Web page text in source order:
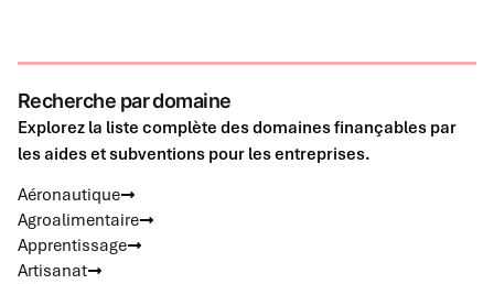
Recherche par domaine
Explorez la liste complète des domaines finançables par
les aides et subventions pour les entreprises.
Aéronautique
Agroalimentaire
Apprentissage
Artisanat